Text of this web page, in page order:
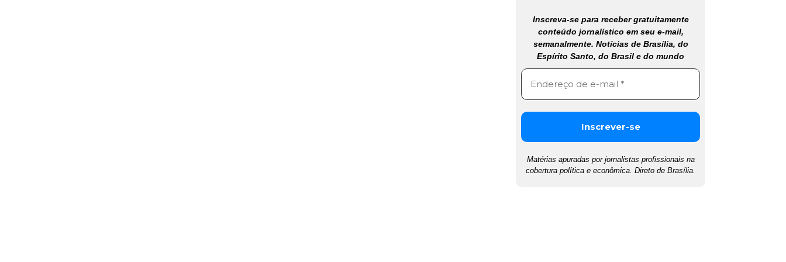
Inscreva-se para receber gratuitamente
conteúdo jornalístico em seu e-mail,
semanalmente. Notícias de Brasília, do
Espírito Santo, do Brasil e do mundo
Matérias apuradas por jornalistas profissionais na
cobertura política e econômica. Direto de Brasília.